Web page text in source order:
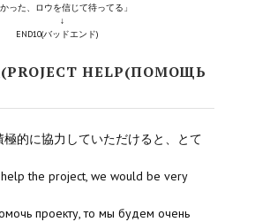
かった、ロウを信じて待ってる」
↓
END10(バッドエンド)
(PROJECT HELP(ПОМОЩЬ
的に協力していただけると、とて
the project, we would be very
проекту, то мы будем очень